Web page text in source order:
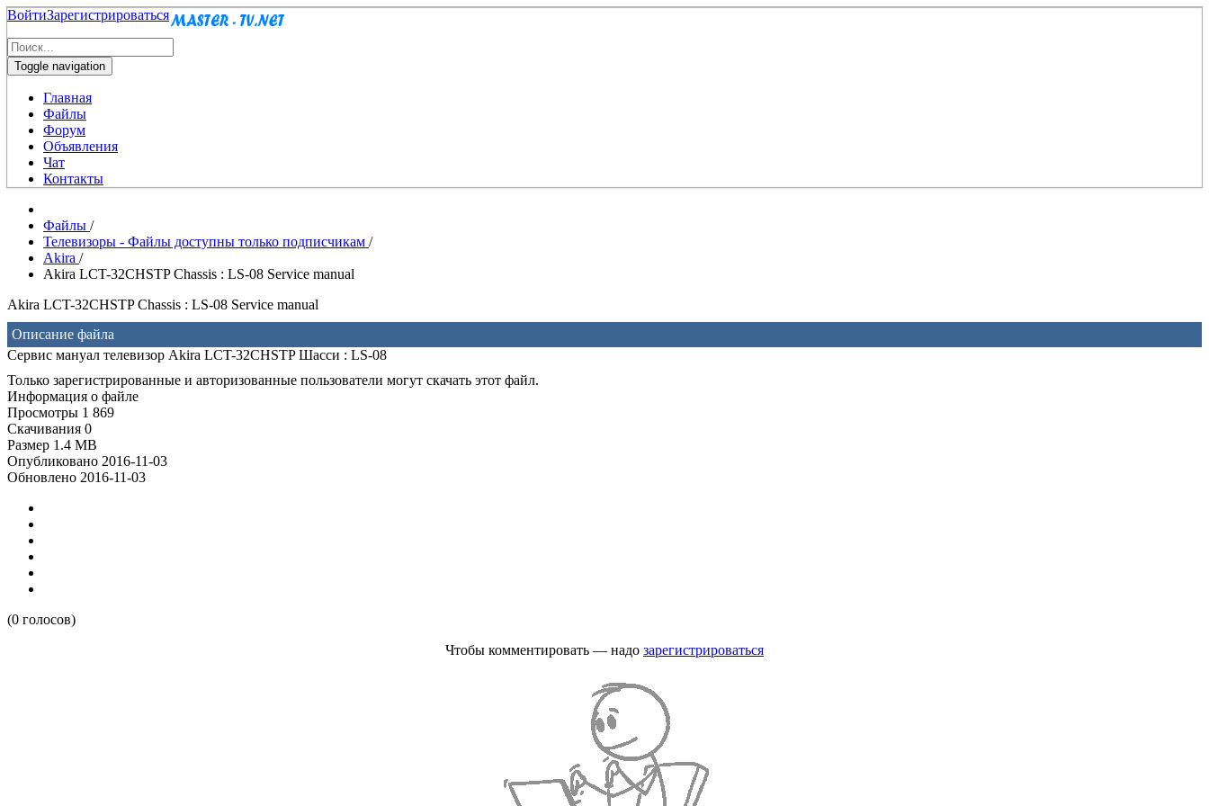
ВойтиЗарегистрироваться
Toggle navigation
Главная
Файлы
Форум
Объявления
Чат
Контакты
Файлы /
Телевизоры - Файлы доступны только подписчикам /
Akira /
Akira LCT-32CHSTP Chassis : LS-08 Service manual
Akira LCT-32CHSTP Chassis : LS-08 Service manual
Описание файла
Сервис мануал телевизор Akira LCT-32CHSTP Шасси : LS-08
Только зарегистрированные и авторизованные пользователи могут скачать этот файл.
Информация о файле
Просмотры 1 869
Скачивания 0
Размер 1.4 MB
Опубликовано 2016-11-03
Обновлено 2016-11-03
(0 голосов)
Чтобы комментировать — надо зарегистрироваться